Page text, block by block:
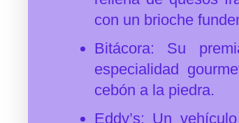
con un brioche
Bitácora: Su
especialidad
cebón a la piedra.
Eddy’s: Un